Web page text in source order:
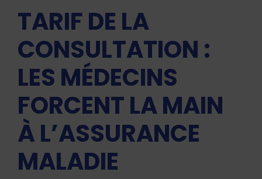
TARIF DE LA
CONSULTATION :
LES MÉDECINS
FORCENT LA MAIN
À L’ASSURANCE
MALADIE